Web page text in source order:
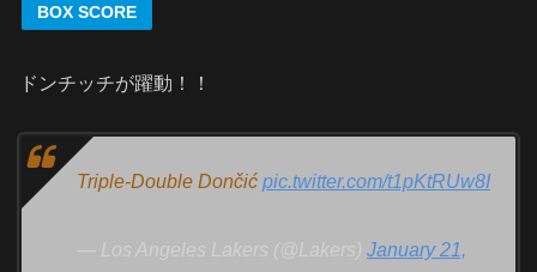
BOX SCORE
ドンチッチが躍動！！
Triple-Double Dončić pic.twitter.com/t1pKtRUw8I
— Los Angeles Lakers (@Lakers) January 21,